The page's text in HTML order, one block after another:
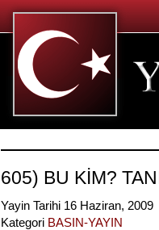
605) BU KİM?
Yayin Tarihi 16 Haziran, 2009
Kategori BASIN-YAYIN